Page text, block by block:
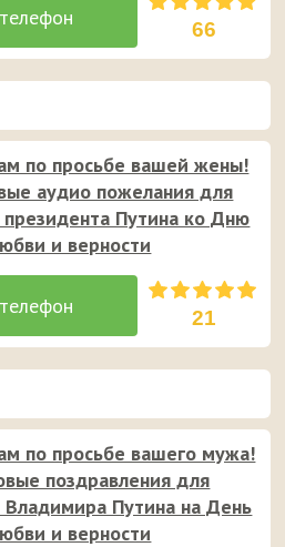
66
по просьбе вашей жены!
аудио пожелания для
Путина ко Дню
и верности
21
по просьбе вашего мужа!
поздравления для
Путина на День
и верности